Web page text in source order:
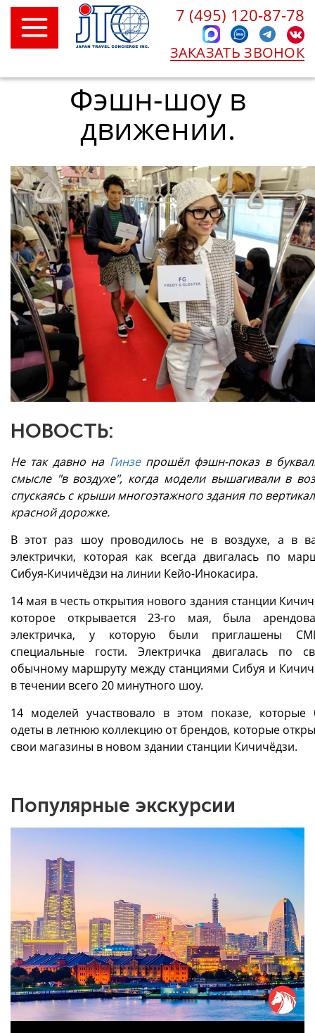
7 (495) 120-87-78
ЗАКАЗАТЬ ЗВОНОК
Фэшн-шоу в
движении.
НОВОСТЬ:
Не так давно на Гинзепрошёл фэшн-показ в
смысле "в воздухе", когда модели вышагивали в
спускаясь с крыши многоэтажного здания по
красной дорожке.
В этот раз шоу проводилось не в воздухе, а в
электрички, которая как всегда двигалась по
Сибуя-Кичичёдзи на линии Кейо-Инокасира.
14 мая в честь открытия нового здания станции
которое открывается 23-го мая, была
электричка, у которую были приглашены
специальные гости. Электричка двигалась по
обычному маршруту между станциями Сибуя и
в течении всего 20 минутного шоу.
14 моделей участвовало в этом показе, которые
одеты в летнюю коллекцию от брендов, которые
свои магазины в новом здании станции Кичичёдзи.
Популярные экскурсии